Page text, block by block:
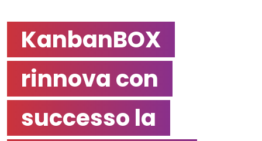
KanbanBOX
rinnova con
successo la